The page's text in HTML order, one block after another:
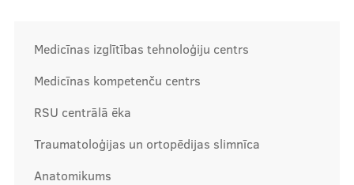
izvēlne
Pakalpojumi
Mūsu komanda
Medicīnas izglītības tehnoloģiju centrs
Medicīnas kompetenču centrs
RSU centrālā ēka
Traumatoloģijas un ortopēdijas slimnīca
Anatomikums